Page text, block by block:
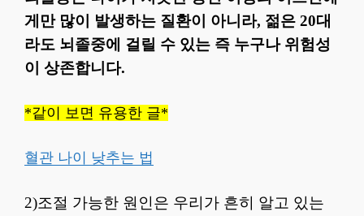
게만 많이 발생하는 질환이 아니라, 젊은 20대
라도 뇌졸중에 걸릴 수 있는 즉 누구나 위험성
이 상존합니다.
*같이 보면 유용한 글*
혈관 나이 낮추는 법
2)조절 가능한 원인은 우리가 흔히 알고 있는